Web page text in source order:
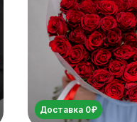
Доставка 0₽